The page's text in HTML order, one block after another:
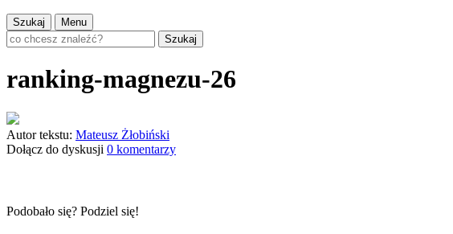
Szukaj
Menu
Szukaj
ranking-magnezu-26
Autor tekstu: Mateusz Żłobiński
Dołącz do dyskusji 0 komentarzy
Podobało się? Podziel się!